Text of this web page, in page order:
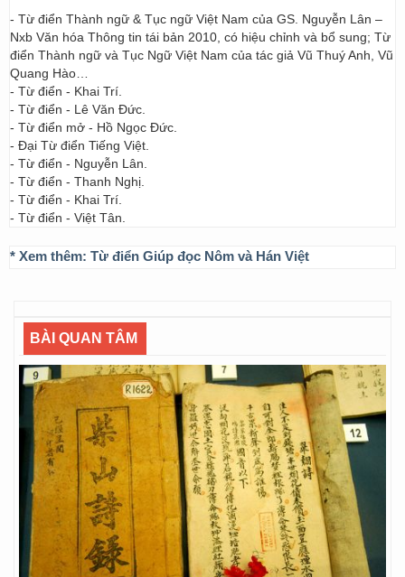
- Từ điển Thành ngữ & Tục ngữ Việt Nam của GS. Nguyễn Lân –
Nxb Văn hóa Thông tin tái bản 2010, có hiệu chỉnh và bổ sung; Từ
điển Thành ngữ và Tục Ngữ Việt Nam của tác giả Vũ Thuý Anh, Vũ
Quang Hào…
- Từ điển - Khai Trí.
- Từ điển - Lê Văn Đức.
- Từ điển mở - Hồ Ngọc Đức.
- Đại Từ điển Tiếng Việt.
- Từ điển - Nguyễn Lân.
- Từ điển - Thanh Nghị.
- Từ điển - Khai Trí.
- Từ điển - Việt Tân.
* Xem thêm: Từ điển Giúp đọc Nôm và Hán Việt
BÀI QUAN TÂM